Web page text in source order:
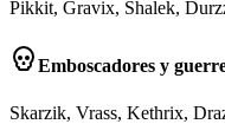
Pikkit, Gravix, Shalek,
Emboscadores y
Skarzik, Vrass, Kethrix,